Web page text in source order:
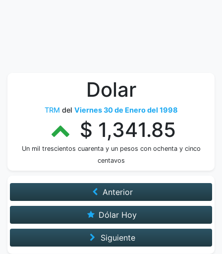
Dolar
TRM del Viernes 30 de Enero del 1998
$ 1,341.85
Un mil trescientos cuarenta y un pesos con ochenta y cinco
centavos
Anterior
Dólar Hoy
Siguiente